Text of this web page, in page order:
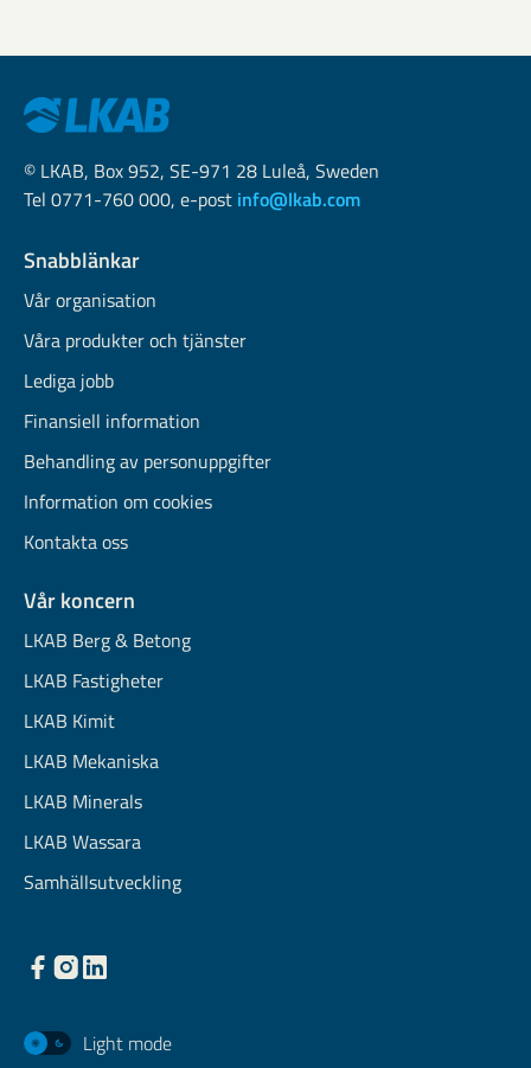
© LKAB, Box 952, SE-971 28 Luleå, Sweden
Tel 0771-760 000, e-post info@lkab.com
Snabblänkar
Vår organisation
Våra produkter och tjänster
Lediga jobb
Finansiell information
Behandling av personuppgifter
Information om cookies
Kontakta oss
Vår koncern
LKAB Berg & Betong
LKAB Fastigheter
LKAB Kimit
LKAB Mekaniska
LKAB Minerals
LKAB Wassara
Samhällsutveckling
Light mode